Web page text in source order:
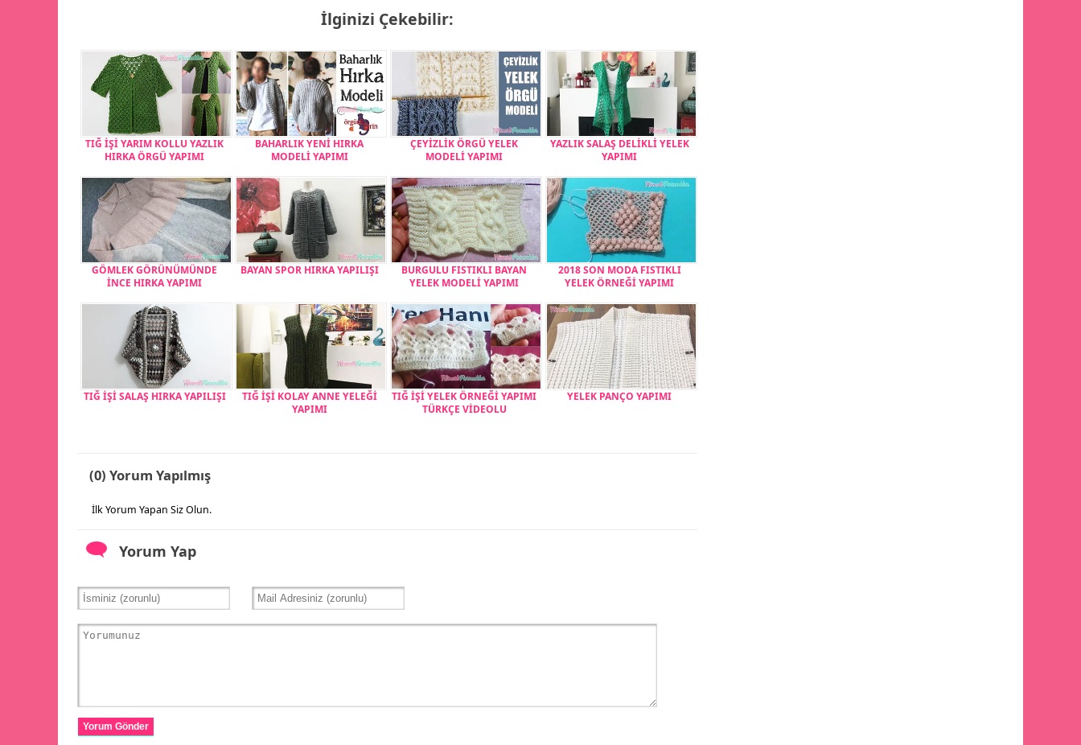
İlginizi Çekebilir:
TIĞ İŞİ YARIM KOLLU YAZLIK
HIRKA ÖRGÜ YAPIMI
BAHARLIK YENİ HIRKA
MODELİ YAPIMI
ÇEYİZLİK ÖRGÜ YELEK
MODELİ YAPIMI
YAZLIK SALAŞ DELİKLİ YELEK
YAPIMI
GÖMLEK GÖRÜNÜMÜNDE
İNCE HIRKA YAPIMI
BAYAN SPOR HIRKA YAPILIŞI
BURGULU FISTIKLI BAYAN
YELEK MODELİ YAPIMI
2018 SON MODA FISTIKLI
YELEK ÖRNEĞİ YAPIMI
TIĞ İŞİ SALAŞ HIRKA YAPILIŞI
TIĞ İŞİ KOLAY ANNE YELEĞİ
YAPIMI
TIĞ İŞİ YELEK ÖRNEĞİ YAPIMI
TÜRKÇE VİDEOLU
YELEK PANÇO YAPIMI
(0) Yorum Yapılmış
İlk Yorum Yapan Siz Olun.
Yorum Yap
Yorum Gönder